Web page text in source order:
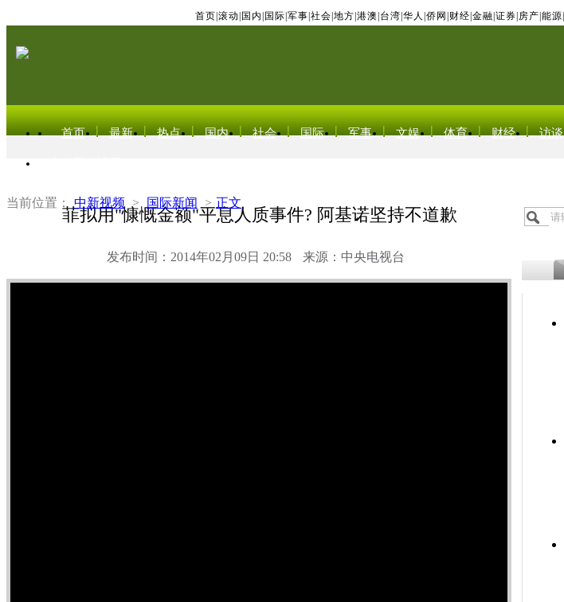
首页 滚动 国内 国际 军事 社会 地方 港澳 台湾 华人 侨网 财经 金融 证券 房产 能源
首页 最新 热点 国内 社会 国际 军事 文娱 体育 财经 访谈
当前位置： 中新视频 > 国际新闻 > 正文
菲拟用"慷慨金额"平息人质事件? 阿基诺坚持不道歉
发布时间：2014年02月09日 20:58 来源：中央电视台